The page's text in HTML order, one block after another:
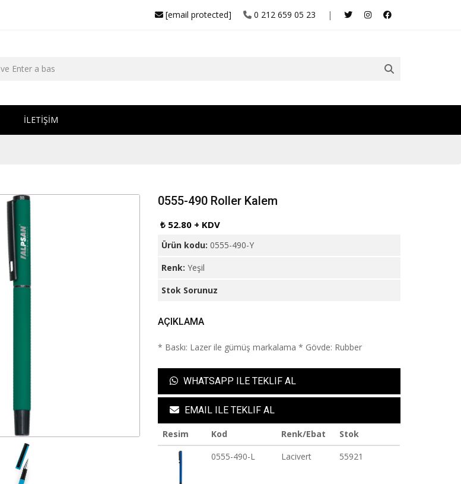
|
0 212 659 05 23
[email protected]
İLETİŞİM
0555-490 Roller Kalem
₺ 52.80 + KDV
Ürün kodu: 0555-490-Y
Renk:Yeşil
Stok Sorunuz
AÇIKLAMA
* Baskı: Lazer ile gümüş markalama * Gövde: Rubber
WHATSAPP ILE TEKLIF AL
EMAIL ILE TEKLIF AL
Resim Kod Renk/Ebat
Stok
0555-490-L
Lacivert 55921